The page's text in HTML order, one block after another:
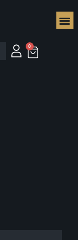
0